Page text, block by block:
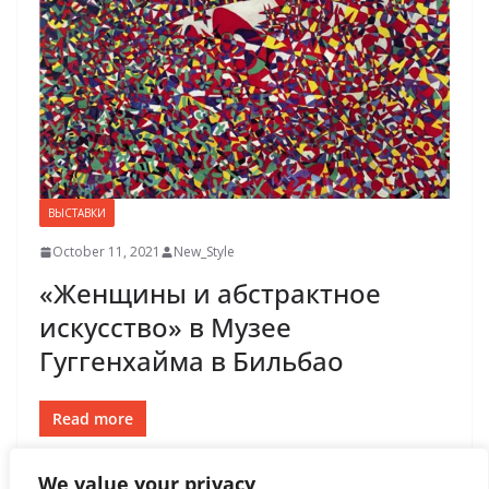
We value your privacy
ВЫСТАВКИ
October 11, 2021 New_Style
«Женщины и абстрактное
искусство» в Музее
Гуггенхайма в Бильбао
Read more